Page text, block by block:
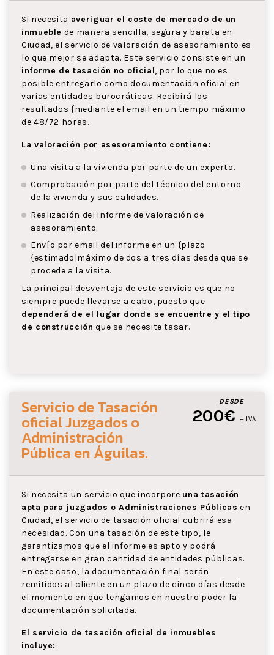
Si necesita averiguar el coste de mercado de un
inmueble de manera sencilla, segura y barata en
Ciudad, el servicio de valoración de asesoramiento es
lo que mejor se adapta. Este servicio consiste en un
informe de tasación no oficial, por lo que no es
posible entregarlo como documentación oficial en
varias entidades burocráticas. Recibirá los
resultados {mediante el email en un tiempo máximo
de 48/72 horas.
La valoración por asesoramiento contiene:
Una visita a la vivienda por parte de un experto.
Comprobación por parte del técnico del entorno
de la vivienda y sus calidades.
Realización del informe de valoración de
asesoramiento.
Envío por email del informe en un {plazo
{estimado|máximo de dos a tres días desde que se
procede a la visita.
La principal desventaja de este servicio es que no
siempre puede llevarse a cabo, puesto que
dependerá de el lugar donde se encuentre y el tipo
de construcción que se necesite tasar.
DESDE
200€ + IVA
Servicio de Tasación
oficial Juzgados o
Administración
Pública en Águilas.
Si necesita un servicio que incorpore una tasación
apta para juzgados o Administraciones Públicas en
Ciudad, el servicio de tasación oficial cubrirá esa
necesidad. Con una tasación de este tipo, le
garantizamos que el informe es apto y podrá
entregarse en gran cantidad de entidades públicas.
En este caso, la documentación final serán
remitidos al cliente en un plazo de cinco días desde
el momento en que tengamos en nuestro poder la
documentación solicitada.
El servicio de tasación oficial de inmuebles
incluye: